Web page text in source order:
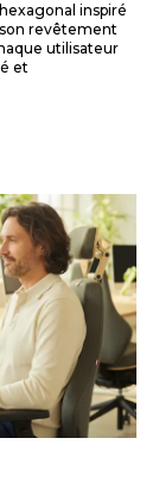
inspiré
revêtement
utilisateur
et